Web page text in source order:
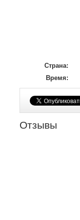
Страна:
Время:
Отзывы